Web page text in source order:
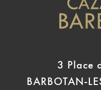
3 Place
BARBOTAN-